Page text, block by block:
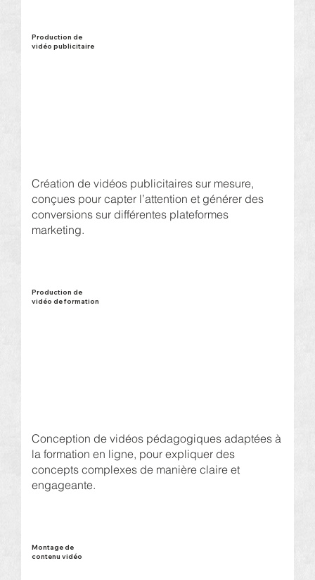
Production de
vidéo publicitaire
Création de vidéos publicitaires sur mesure,
conçues pour capter l’attention et générer des
conversions sur différentes plateformes
marketing.
Production de
vidéo de formation
Conception de vidéos pédagogiques adaptées à
la formation en ligne, pour expliquer des
concepts complexes de manière claire et
engageante.
Montage de
contenu vidéo